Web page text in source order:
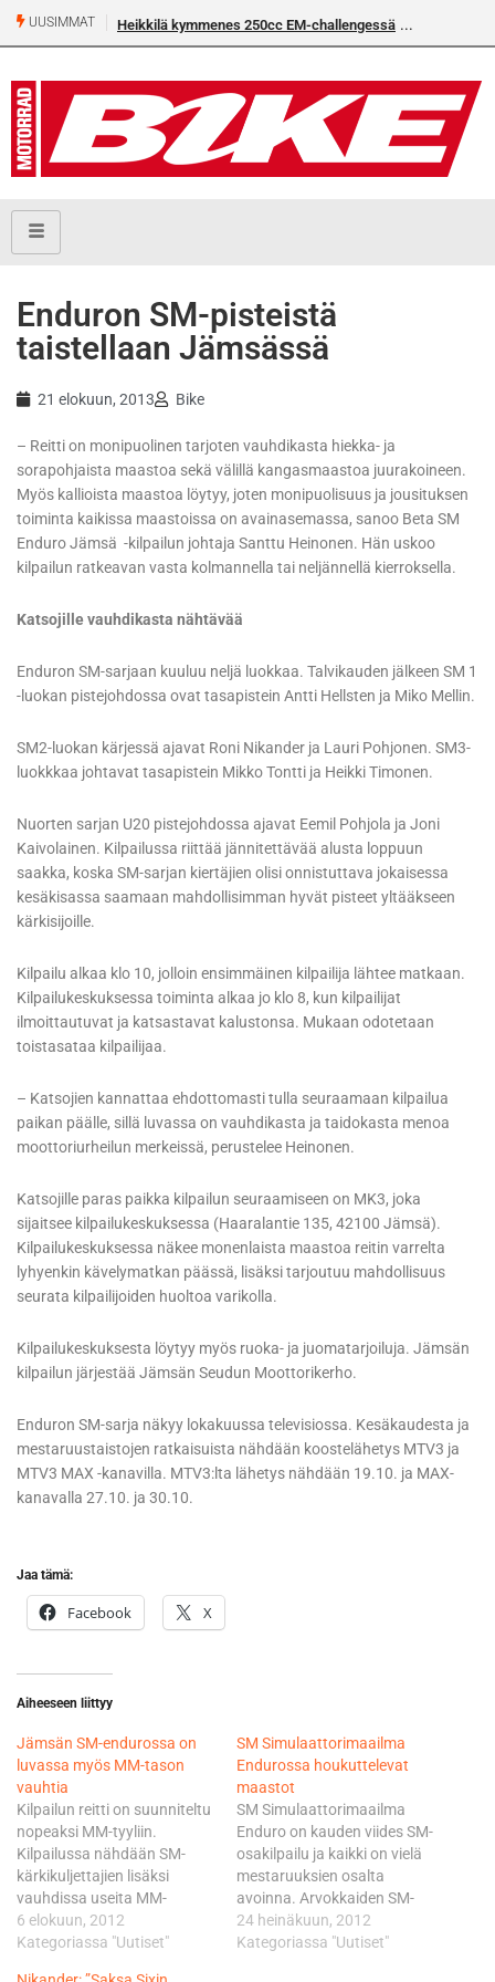
UUSIMMAT Heikkilä kymmenes 250cc EM-challengessä
Enduron SM-pisteistä
taistellaan Jämsässä
21 elokuun, 2013 Bike
– Reitti on monipuolinen tarjoten vauhdikasta hiekka- ja
sorapohjaista maastoa sekä välillä kangasmaastoa juurakoineen.
Myös kallioista maastoa löytyy, joten monipuolisuus ja jousituksen
toiminta kaikissa maastoissa on avainasemassa, sanoo Beta SM
Enduro Jämsä -kilpailun johtaja Santtu Heinonen. Hän uskoo
kilpailun ratkeavan vasta kolmannella tai neljännellä kierroksella.
Katsojille vauhdikasta nähtävää
Enduron SM-sarjaan kuuluu neljä luokkaa. Talvikauden jälkeen SM 1
-luokan pistejohdossa ovat tasapistein Antti Hellsten ja Miko Mellin.
SM2-luokan kärjessä ajavat Roni Nikander ja Lauri Pohjonen. SM3-
luokkkaa johtavat tasapistein Mikko Tontti ja Heikki Timonen.
Nuorten sarjan U20 pistejohdossa ajavat Eemil Pohjola ja Joni
Kaivolainen. Kilpailussa riittää jännitettävää alusta loppuun
saakka, koska SM-sarjan kiertäjien olisi onnistuttava jokaisessa
kesäkisassa saamaan mahdollisimman hyvät pisteet yltääkseen
kärkisijoille.
Kilpailu alkaa klo 10, jolloin ensimmäinen kilpailija lähtee matkaan.
Kilpailukeskuksessa toiminta alkaa jo klo 8, kun kilpailijat
ilmoittautuvat ja katsastavat kalustonsa. Mukaan odotetaan
toistasataa kilpailijaa.
– Katsojien kannattaa ehdottomasti tulla seuraamaan kilpailua
paikan päälle, sillä luvassa on vauhdikasta ja taidokasta menoa
moottoriurheilun merkeissä, perustelee Heinonen.
Katsojille paras paikka kilpailun seuraamiseen on MK3, joka
sijaitsee kilpailukeskuksessa (Haaralantie 135, 42100 Jämsä).
Kilpailukeskuksessa näkee monenlaista maastoa reitin varrelta
lyhyenkin kävelymatkan päässä, lisäksi tarjoutuu mahdollisuus
seurata kilpailijoiden huoltoa varikolla.
Kilpailukeskuksesta löytyy myös ruoka- ja juomatarjoiluja. Jämsän
kilpailun järjestää Jämsän Seudun Moottorikerho.
Enduron SM-sarja näkyy lokakuussa televisiossa. Kesäkaudesta ja
mestaruustaistojen ratkaisuista nähdään koostelähetys MTV3 ja
MTV3 MAX -kanavilla. MTV3:lta lähetys nähdään 19.10. ja MAX-
kanavalla 27.10. ja 30.10.
Jaa tämä:
Facebook X
Aiheeseen liittyy
Jämsän SM-endurossa on
luvassa myös MM-tason
vauhtia
Kilpailun reitti on suunniteltu
nopeaksi MM-tyyliin.
Kilpailussa nähdään SM-
kärkikuljettajien lisäksi
vauhdissa useita MM-
kuljettajia. auhtia ja
jännitettävää siis riittää
6 elokuun, 2012
Kategoriassa "Uutiset"
SM Simulaattorimaailma
Endurossa houkuttelevat
maastot
SM Simulaattorimaailma
Enduro on kauden viides SM-
osakilpailu ja kaikki on vielä
mestaruuksien osalta
avoinna. Arvokkaiden SM-
pisteiden ja palkintopyttyjen
lisäksi Jämsässä on tarjolla
24 heinäkuun, 2012
Kategoriassa "Uutiset"